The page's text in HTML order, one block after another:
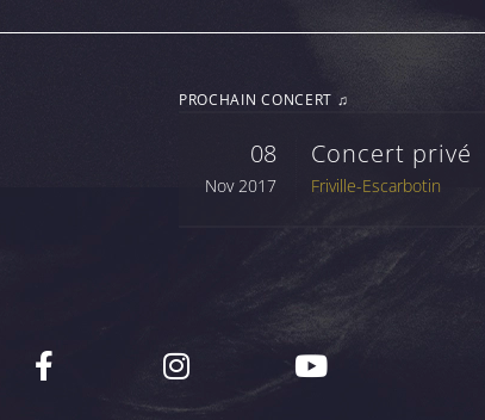
PROCHAIN CONCERT ♫
08
Nov 2017
Concert privé
Friville-Escarbotin